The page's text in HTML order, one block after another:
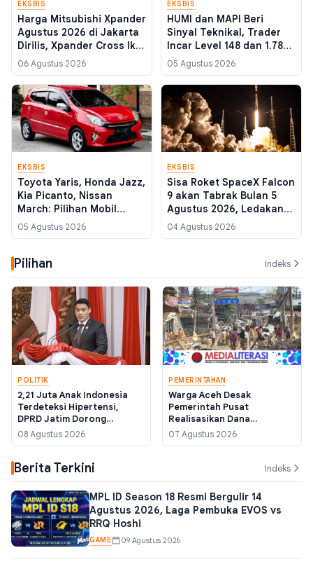
EKSBIS
Harga Mitsubishi Xpander
Agustus 2026 di Jakarta
Dirilis, Xpander Cross Ikut
Naik
06 Agustus 2026
EKSBIS
HUMI dan MAPI Beri
Sinyal Teknikal, Trader
Incar Level 148 dan 1.780
Pekan Ini
05 Agustus 2026
EKSBIS
Toyota Yaris, Honda Jazz,
Kia Picanto, Nissan
March: Pilihan Mobil
Bekas 50 Jutaan untuk
2026, Mana Paling Masuk
05 Agustus 2026
EKSBIS
Sisa Roket SpaceX Falcon
9 akan Tabrak Bulan 5
Agustus 2026, Ledakan
Setara 2,8 Ton TNT
04 Agustus 2026
Pilihan Indeks
POLITIK
2,21 Juta Anak Indonesia
Terdeteksi Hipertensi,
DPRD Jatim Dorong
Regulasi Label Gizi Wajib
08 Agustus 2026
PEMERINTAHAN
Warga Aceh Desak
Pemerintah Pusat
Realisasikan Dana
Pemulihan Bencana
November 2025 Sebelum
07 Agustus 2026
Berita Terkini Indeks
MPL ID Season 18 Resmi Bergulir 14
Agustus 2026, Laga Pembuka EVOS vs
RRQ Hoshi
GAME 09 Agustus 2026